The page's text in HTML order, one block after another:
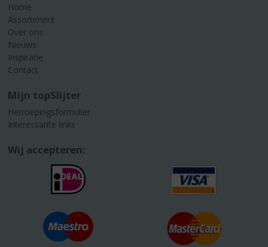
Home
Assortiment
Over ons
Nieuws
Inspiratie
Contact
Mijn topSlijter
Herroepingsformulier
Interessante links
Wij accepteren: